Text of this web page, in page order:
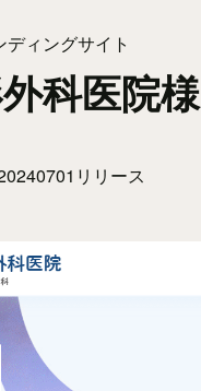
ディングサイト
科医院様
リリース